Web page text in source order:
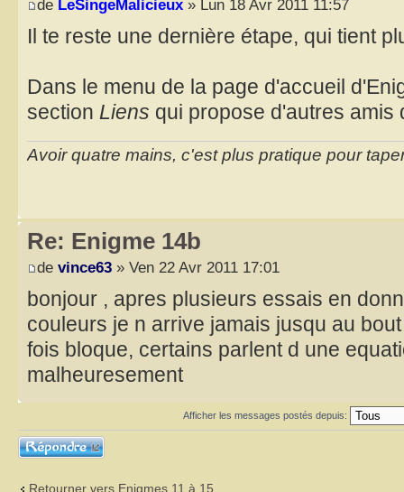
de LeSingeMalicieux » Lun 18 Avr 2011 11:57
Il te reste une dernière étape, qui tient
Dans le menu de la page d'accueil
section Liens qui propose d'autres
Avoir quatre mains, c'est plus pratique pour
Re: Enigme 14b
de vince63 » Ven 22 Avr 2011 17:01
bonjour , apres plusieurs essais en
couleurs je n arrive jamais jusqu au
fois bloque, certains parlent d une
malheuresement
Afficher les messages postés depuis:
Répondre
Retourner vers Enigmes 11 à 15